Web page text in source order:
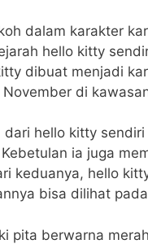
dalam karakter
hello kitty
dibuat menjadi
di
dari hello kitty
ia juga
keduanya, hello
bisa dilihat
pita berwarna